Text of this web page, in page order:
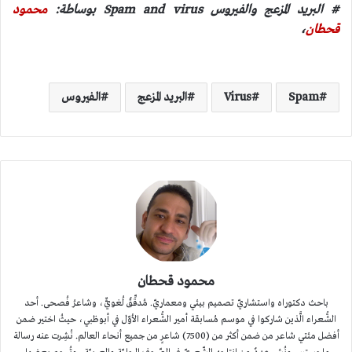
# البريد المزعج والفيروس Spam and virus بوساطة:
محمود
قحطان،
Spam
Virus البريد المزعج الفيروس
محمود قحطان
باحث دكتوراه واستشاريّ تصميم بيئي ومعماريّ. مُدقِّقٌ لُغويٌّ، وشاعرُ فُصحى. أحد
الشُّعراء الَّذين شاركوا في موسم مُسابقة أمير الشُّعراء الأوّل في أبوظبي، حيثُ اختير ضمن
أفضل مئتي شاعر من ضمن أكثر من (7500) شاعرٍ من جميع أنحاء العالم. نُشِرت عنه رسالة